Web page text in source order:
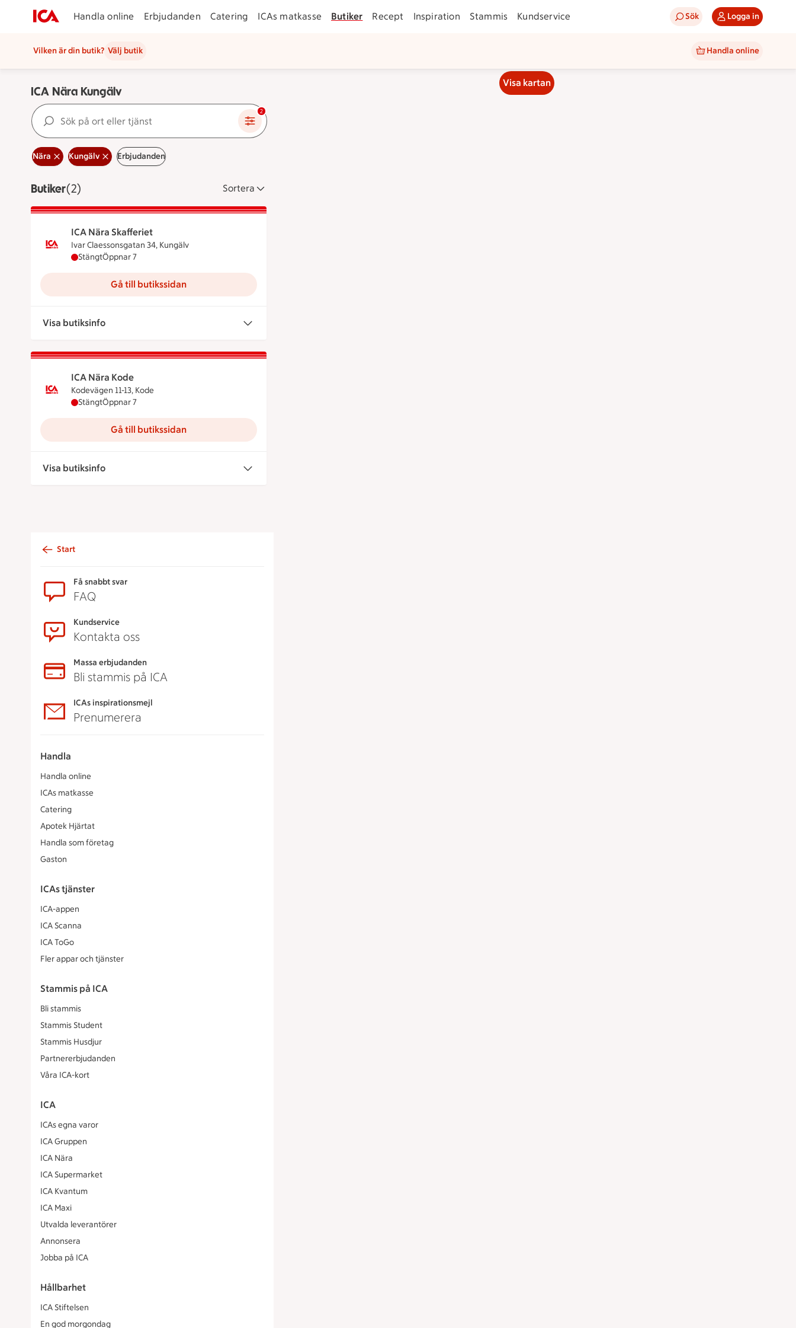
Handla online Erbjudanden Catering ICAs matkasse Butiker Recept Inspiration Stammis Kundservice Sök Logga in
Vilken är din butik? Välj butik Handla online
ICA Nära Kungälv
Sök på ort eller tjänst 2
Nära Kungälv Erbjudanden
ButikerVisar 2 stycken
(2) Sortera
ICA Nära Skafferiet
Ivar Claessonsgatan 34, Kungälv
ICA Nära Skafferiet har stängt, öppnar klockan 7
StängtÖppnar 7
Gå till butikssidan
Visa butiksinfo
ICA Nära Kode
Kodevägen 11-13, Kode
ICA Nära Kode har stängt, öppnar klockan 7
StängtÖppnar 7
Gå till butikssidan
Visa butiksinfo
Start
Få snabbt svar
FAQ
Kundservice
Kontakta oss
Massa erbjudanden
Bli stammis på ICA
ICAs inspirationsmejl
Prenumerera
Handla
Handla online
ICAs matkasse
Catering
Apotek Hjärtat
Handla som företag
Gaston
ICAs tjänster
ICA-appen
ICA Scanna
ICA ToGo
Fler appar och tjänster
Stammis på ICA
Bli stammis
Stammis Student
Stammis Husdjur
Partnererbjudanden
Våra ICA-kort
ICA
ICAs egna varor
ICA Gruppen
ICA Nära
ICA Supermarket
ICA Kvantum
ICA Maxi
Utvalda leverantörer
Annonsera
Jobba på ICA
Hållbarhet
ICA Stiftelsen
En god morgondag
Visa kartan